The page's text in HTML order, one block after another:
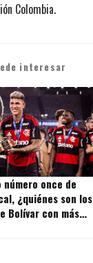
Colombia.
interesar
once de
¿quiénes son los
Bolívar con más